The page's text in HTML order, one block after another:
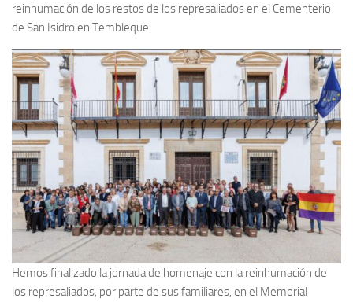
reinhumación de los restos de los represaliados en el Cementerio
de San Isidro en Tembleque.
Hemos finalizado la jornada de homenaje con la reinhumación de
los represaliados, por parte de sus familiares, en el Memorial